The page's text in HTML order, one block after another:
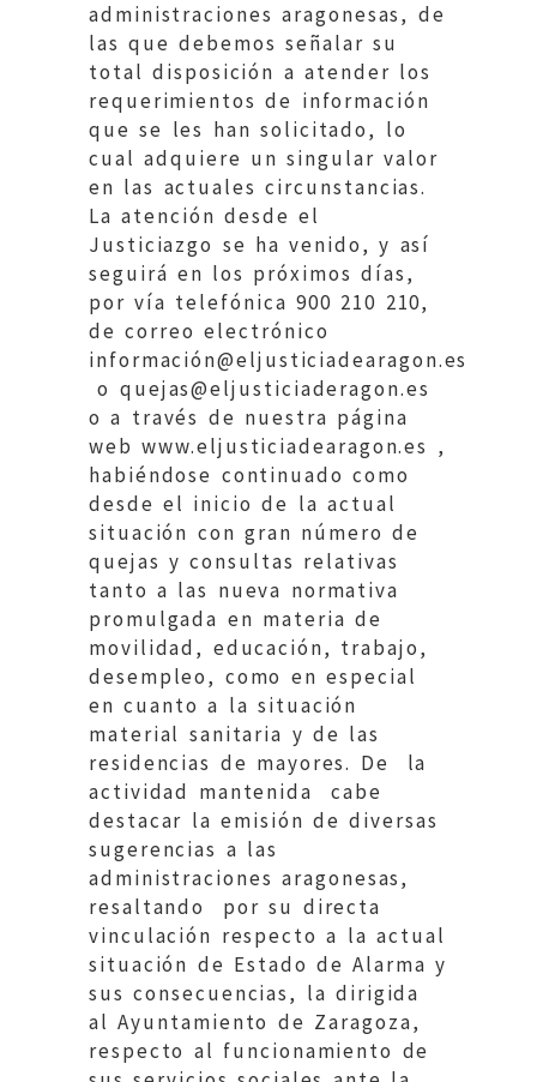
administraciones aragonesas, de
las que debemos señalar su
total disposición a atender los
requerimientos de información
que se les han solicitado, lo
cual adquiere un singular valor
en las actuales circunstancias.
La atención desde el
Justiciazgo se ha venido, y así
seguirá en los próximos días,
por vía telefónica 900 210 210,
de correo electrónico
información@eljusticiadearagon.es
o quejas@eljusticiaderagon.es
o a través de nuestra página
web www.eljusticiadearagon.es ,
habiéndose continuado como
desde el inicio de la actual
situación con gran número de
quejas y consultas relativas
tanto a las nueva normativa
promulgada en materia de
movilidad, educación, trabajo,
desempleo, como en especial
en cuanto a la situación
material sanitaria y de las
residencias de mayores. De la
actividad mantenida cabe
destacar la emisión de diversas
sugerencias a las
administraciones aragonesas,
resaltando por su directa
vinculación respecto a la actual
situación de Estado de Alarma y
sus consecuencias, la dirigida
al Ayuntamiento de Zaragoza,
respecto al funcionamiento de